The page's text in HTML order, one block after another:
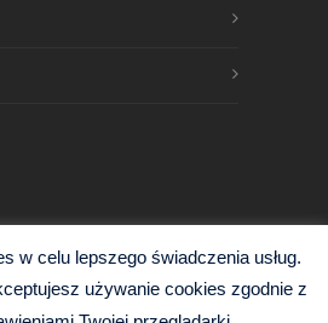
Polska
96
w celu lepszego świadczenia usług.
używanie cookies zgodnie z